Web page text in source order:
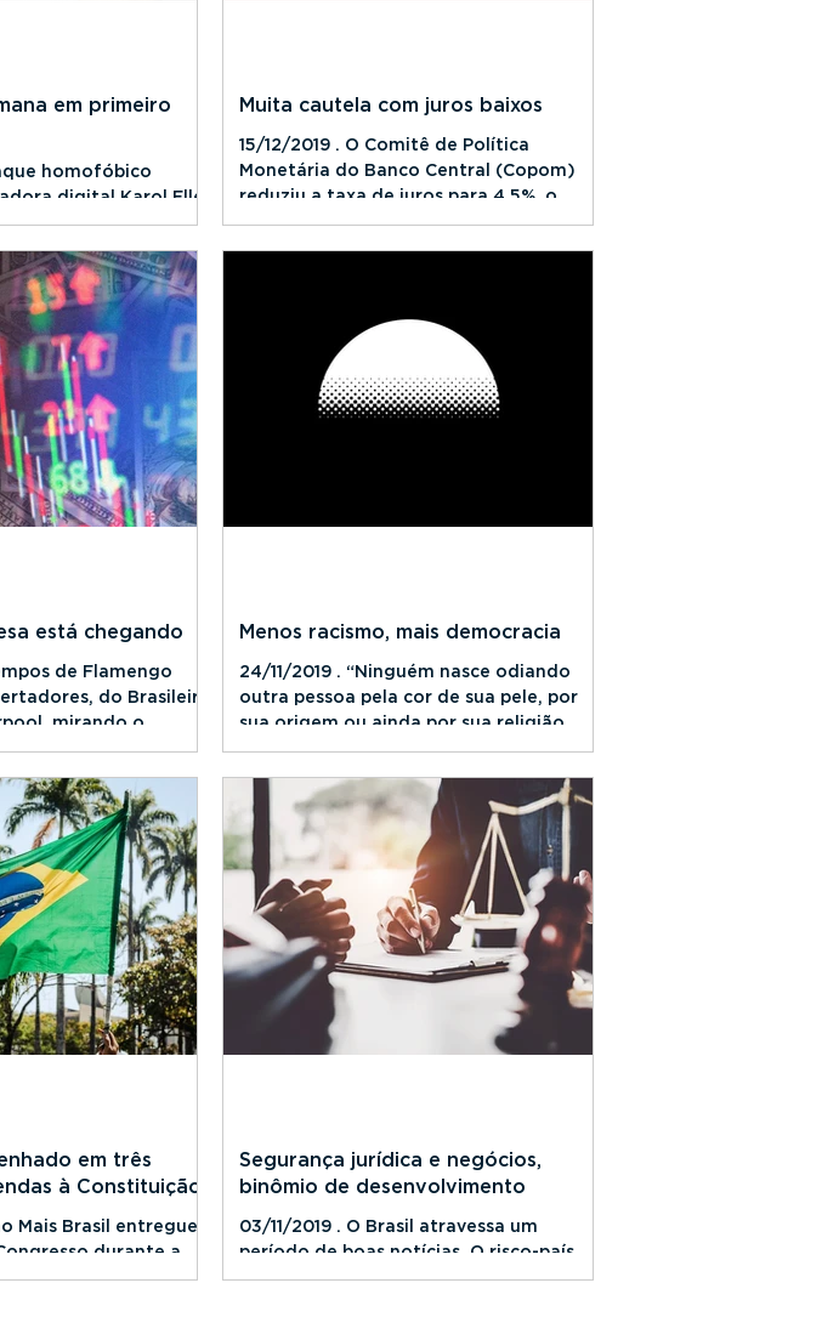
em primeiro
homofóbico
digital Karol Eller
Tijuca no domingo
Muita cautela com juros baixos
15/12/2019 . O Comitê de Política
Monetária do Banco Central (Copom)
reduziu a taxa de juros para 4,5%, o
está chegando
de Flamengo
do Brasileiro
mirando o
de futebol...
Menos racismo, mais democracia
24/11/2019 . “Ninguém nasce odiando
outra pessoa pela cor de sua pele, por
sua origem ou ainda por sua religião.
Para odiar, as pessoas..."
em três
à Constituição
Mais Brasil entregue
durante a
As propostas de
Segurança jurídica e negócios,
binômio de desenvolvimento
03/11/2019 . O Brasil atravessa um
período de boas notícias. O risco-país,
um índice que calcula a possibilidade de